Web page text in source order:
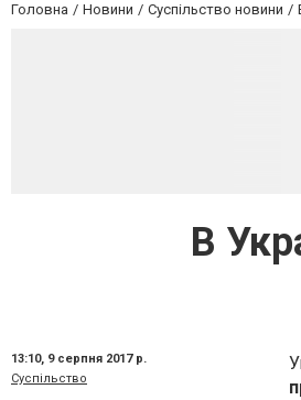
Головна Новини Суспільство новини
В
13:10, 9 серпня 2017 р.
Суспільство